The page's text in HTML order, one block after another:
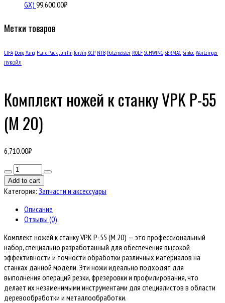
GX) 99,600.00₽
Метки товаров
CIFA Dong Yang Flare Pack Jun Jin JunJin KCP NTB Putzmeister ROLF SCHWING SERMAC Sintec Waitzinger
ЛУКОЙЛ
Комплект ножей к станку VPK Р-55
(М 20)
6,710.00₽
Количество
товара
Комплект
станку
Р-55
(М
20)
Add to cart
Категория: Запчасти и аксессуары
Описание
Отзывы (0)
Комплект ножей к станку VPK Р-55 (М 20) — это профессиональный
набор, специально разработанный для обеспечения высокой
эффективности и точности обработки различных материалов на
станках данной модели. Эти ножи идеально подходят для
выполнения операций резки, фрезеровки и профилирования, что
делает их незаменимыми инструментами для специалистов в области
деревообработки и металлообработки.